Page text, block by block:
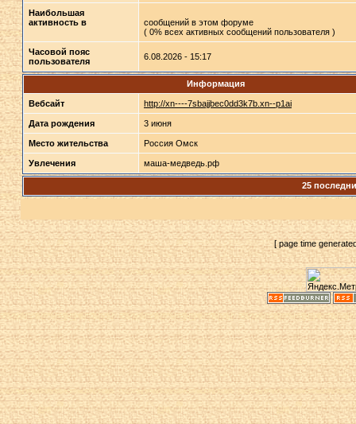
Наибольшая
активность в
сообщений в этом форуме
( 0% всех активных сообщений пользователя )
Часовой пояс
пользователя
6.08.2026 - 15:17
Информация
Вебсайт http://xn----7sbajjbec0dd3k7b.xn--p1ai
Дата рождения 3 июня
Место жительства Россия Омск
Увлечения маша-медведь.рф
25
[ page time